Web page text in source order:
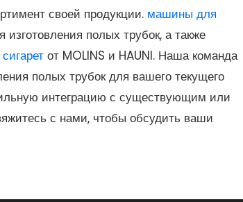
своей продукции. машины для
изготовления полых трубок, а также
от MOLINS и HAUNI. Наша команда
полых трубок для вашего текущего
интеграцию с существующим или
с нами, чтобы обсудить ваши